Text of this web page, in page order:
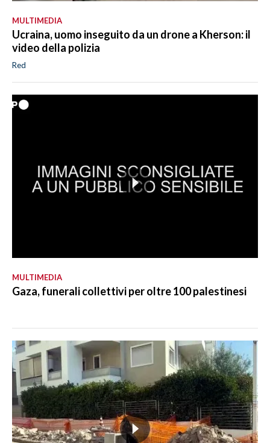
MULTIMEDIA
Ucraina, uomo inseguito da un drone a Kherson: il
video della polizia
Red
MULTIMEDIA
Gaza, funerali collettivi per oltre 100 palestinesi